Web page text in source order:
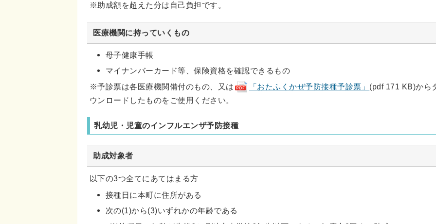
※助成額を超えた分は自己負担です。
医療機関に持っていくもの
母子健康手帳
マイナンバーカード等、保険資格を確認できるもの
※予診票は各医療機関備付のもの、又は
「おたふくかぜ予防接種予診票」 (pdf 171 KB)から
ウンロードしたものをご使用ください。
乳幼児・児童のインフルエンザ予防接種
助成対象者
以下の3つ全てにあてはまる方
接種日に本町に住所がある
次の(1)から(3)いずれかの年齢である